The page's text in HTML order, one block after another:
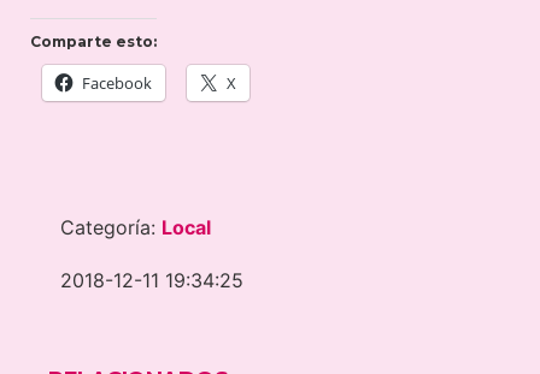
Comparte esto:
Facebook X
Categoría: Local
2018-12-11 19:34:25